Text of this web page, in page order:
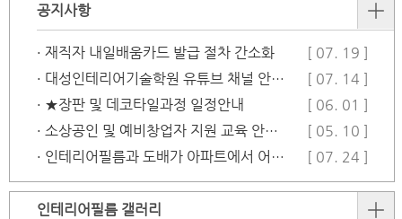
공지사항
· 재직자 내일배움카드 발급 절차 간소화
[ 07. 19 ]
· 대성인테리어기술학원 유튜브 채널 안…
[ 07. 14 ]
· ★장판 및 데코타일과정 일정안내
[ 06. 01 ]
· 소상공인 및 예비창업자 지원 교육 안…
[ 05. 10 ]
· 인테리어필름과 도배가 아파트에서 어떻…
[ 07. 24 ]
인테리어필름 갤러리